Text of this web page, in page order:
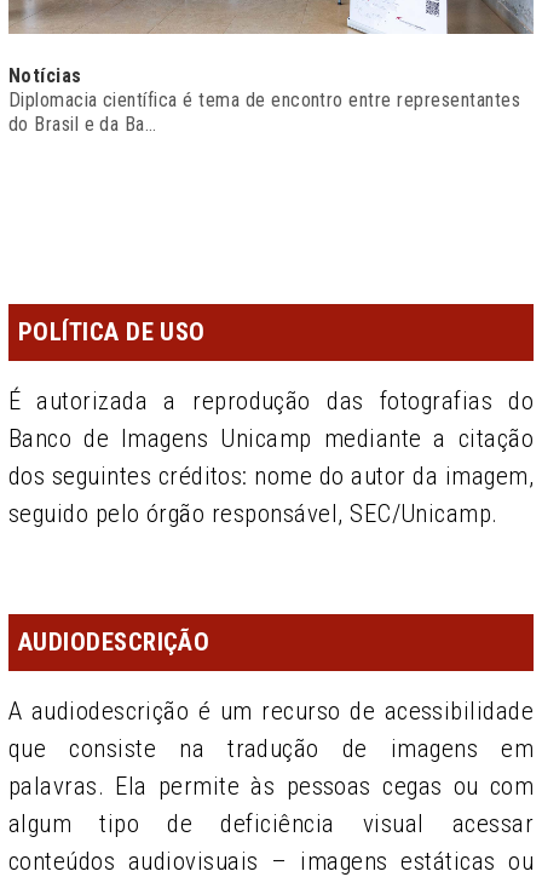
Notícias
Diplomacia científica é tema de encontro entre representantes
do Brasil e da Ba…
POLÍTICA DE USO
É autorizada a reprodução das fotografias do
Banco de Imagens Unicamp mediante a citação
dos seguintes créditos: nome do autor da imagem,
seguido pelo órgão responsável, SEC/Unicamp.
AUDIODESCRIÇÃO
A audiodescrição é um recurso de acessibilidade
que consiste na tradução de imagens em
palavras. Ela permite às pessoas cegas ou com
algum tipo de deficiência visual acessar
conteúdos audiovisuais – imagens estáticas ou